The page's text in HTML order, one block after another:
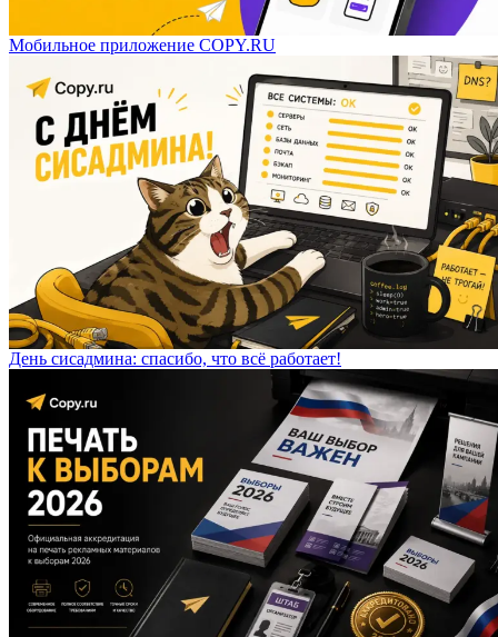
Мобильное приложение COPY.RU
День сисадмина: спасибо, что всё работает!